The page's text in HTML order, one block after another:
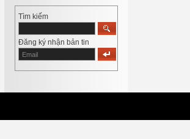
Tìm kiếm
Đăng ký nhận bản tin